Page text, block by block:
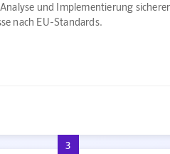
und Implementierung sicherer
nach EU-Standards.
3